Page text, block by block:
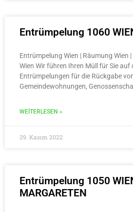
Entrümpelung 1060
Entrümpelung Wien | Räumung Wien
Wien Wir führen Ihren Müll für Sie auf
Entrümpelungen für die Rückgabe
Gemeindewohnungen,
WEITERLESEN »
29. Kasım 2022
Entrümpelung 1050
MARGARETEN